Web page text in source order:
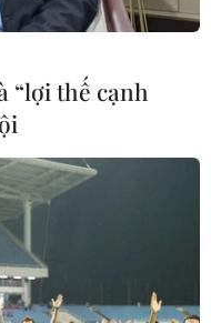
tin và Truyền thông
Email:
“lợi thế cạnh